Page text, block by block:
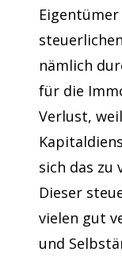
nämlich
für die
Verlust,
sich das zu
Dieser
vielen gut
und